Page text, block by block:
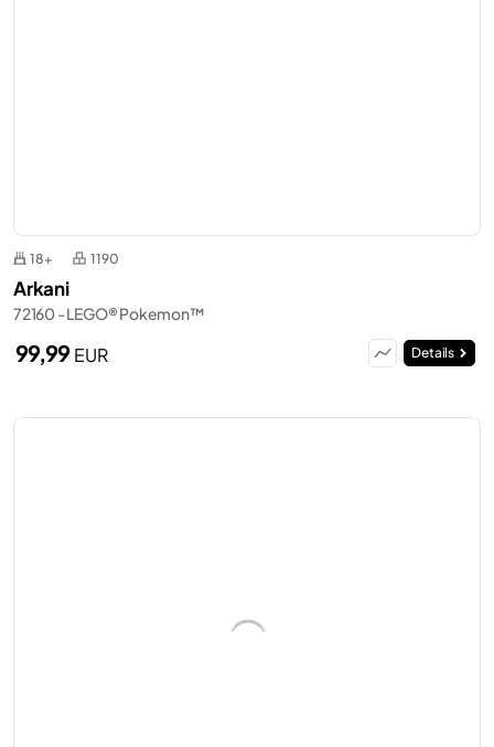
18+ 1190
Arkani
72160 - LEGO® Pokemon™
99,99EUR Details